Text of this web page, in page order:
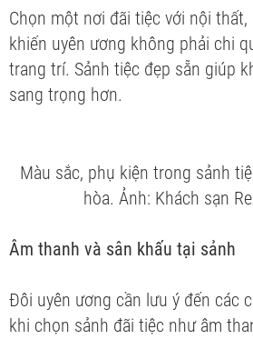
Chọn một nơi đãi tiệc với nội
khiến uyên ương không phải chi
trang trí. Sảnh tiệc đẹp sẵn giúp
sang trọng hơn.
Màu sắc, phụ kiện trong sảnh
hòa. Ảnh: Khách sạn
Âm thanh và sân khấu tại sảnh
Đôi uyên ương cần lưu ý đến các
khi chọn sảnh đãi tiệc như âm